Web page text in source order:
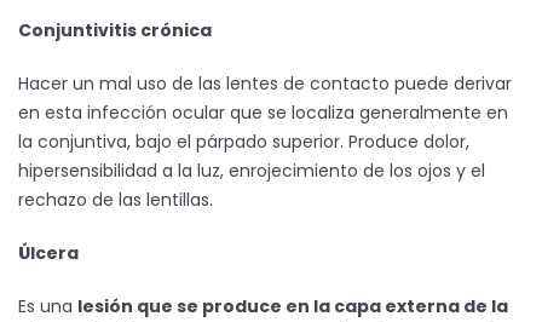
Conjuntivitis crónica
Hacer un mal uso de las lentes de contacto puede derivar
en esta infección ocular que se localiza generalmente en
la conjuntiva, bajo el párpado superior. Produce dolor,
hipersensibilidad a la luz, enrojecimiento de los ojos y el
rechazo de las lentillas.
Úlcera
Es una lesión que se produce en la capa externa de la